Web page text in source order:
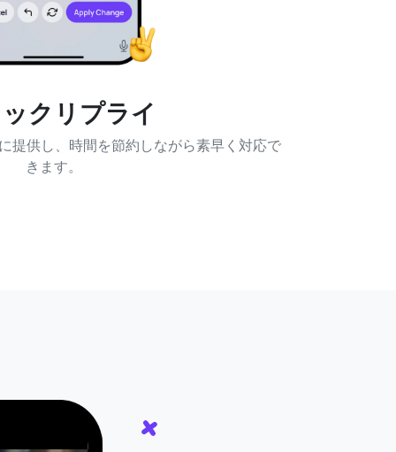
クリプライ
提供し、時間を節約しながら素早く対応で
きます。